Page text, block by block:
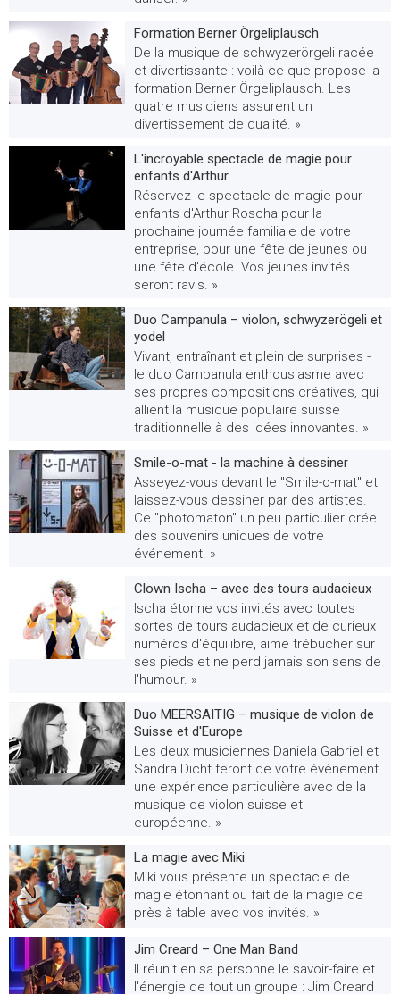
Formation Berner Örgeliplausch
De la musique de schwyzerörgeli racée
et divertissante : voilà ce que propose la
formation Berner Örgeliplausch. Les
quatre musiciens assurent un
divertissement de qualité. »
L'incroyable spectacle de magie pour
enfants d'Arthur
Réservez le spectacle de magie pour
enfants d'Arthur Roscha pour la
prochaine journée familiale de votre
entreprise, pour une fête de jeunes ou
une fête d'école. Vos jeunes invités
seront ravis. »
Duo Campanula – violon, schwyzerögeli et
yodel
Vivant, entraînant et plein de surprises -
le duo Campanula enthousiasme avec
ses propres compositions créatives, qui
allient la musique populaire suisse
traditionnelle à des idées innovantes. »
Smile-o-mat - la machine à dessiner
Asseyez-vous devant le "Smile-o-mat" et
laissez-vous dessiner par des artistes.
Ce "photomaton" un peu particulier crée
des souvenirs uniques de votre
événement. »
Clown Ischa – avec des tours audacieux
Ischa étonne vos invités avec toutes
sortes de tours audacieux et de curieux
numéros d'équilibre, aime trébucher sur
ses pieds et ne perd jamais son sens de
l'humour. »
Duo MEERSAITIG – musique de violon de
Suisse et d'Europe
Les deux musiciennes Daniela Gabriel et
Sandra Dicht feront de votre événement
une expérience particulière avec de la
musique de violon suisse et
européenne. »
La magie avec Miki
Miki vous présente un spectacle de
magie étonnant ou fait de la magie de
près à table avec vos invités. »
Jim Creard – One Man Band
Il réunit en sa personne le savoir-faire et
l'énergie de tout un groupe : Jim Creard